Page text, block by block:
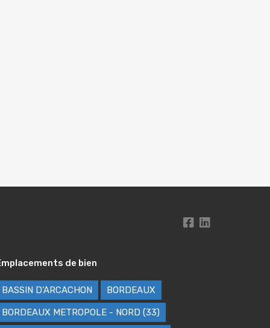
de bien
BASSIN D'ARCACHON BORDEAUX
BORDEAUX METROPOLE - NORD (33)